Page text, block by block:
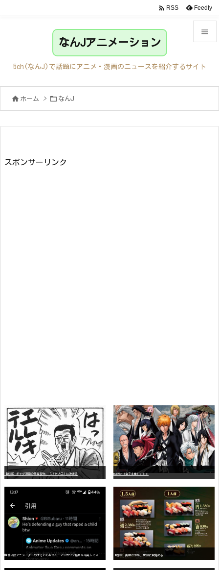

サイド
前へ

 RSS Feedly
なんJアニメーション
5ch(なんJ)で話題にアニメ・漫画のニュースを紹介するサイト
 ホーム >  なんJ
スポンサーリンク
【朗報】ギャグ漫画の最高傑作、「パタリロ」に決まる BLEACH（全７４巻）?!!!!!
【朗報】美樹さやか、愛国に目覚める